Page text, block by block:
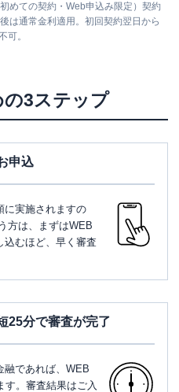
めての契約・Web申込み限定）契約
は通常金利適用。初回契約翌日から
可。
3ステップ
申込
に実施されますの
方は、まずはWEB
込むほど、早く審査
25分で審査が完了
融であれば、WEB
す。審査結果はご入